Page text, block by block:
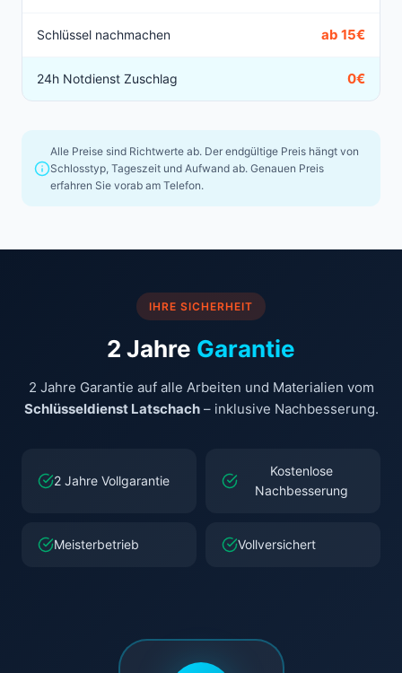
Schlüssel nachmachen ab 15€
24h Notdienst Zuschlag 0€
Alle Preise sind Richtwerte ab. Der endgültige Preis hängt von
Schlosstyp, Tageszeit und Aufwand ab. Genauen Preis
erfahren Sie vorab am Telefon.
IHRE SICHERHEIT
2 Jahre Garantie
2 Jahre Garantie auf alle Arbeiten und Materialien vom
Schlüsseldienst Latschach– inklusive Nachbesserung.
2 Jahre Vollgarantie
Kostenlose
Nachbesserung
Meisterbetrieb Vollversichert